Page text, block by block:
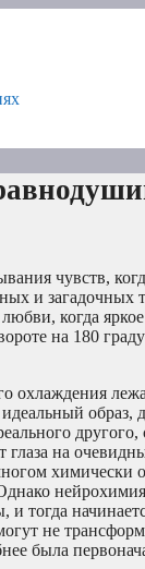
чувств,
и загадочных
когда
на 180
охлаждения
глаза на
химически
тогда
не
была